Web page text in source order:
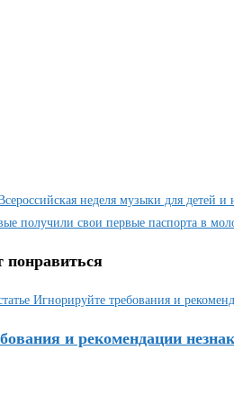
неделя музыки для детей и
получили свои первые паспорта в
и рекомендации